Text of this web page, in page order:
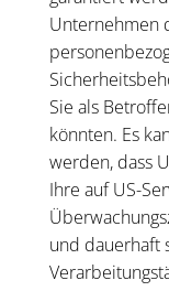
Unternehmen
Sie als
könnten. Es
werden, dass
Ihre auf US-
und dauerhaft